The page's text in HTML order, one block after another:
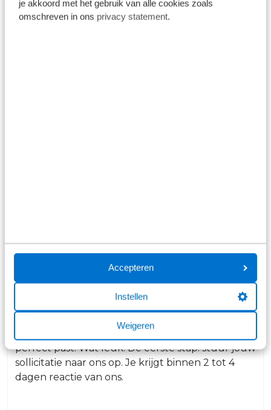
je akkoord met het gebruik van alle cookies zoals
omschreven in ons privacy statement.
Accepteren
Instellen
Weigeren
Solliciteren
Je hebt een vacature gezien bij Broekhuis die jou
perfect past. Wat leuk! De eerste stap: stuur jouw
sollicitatie naar ons op. Je krijgt binnen 2 tot 4
dagen reactie van ons.